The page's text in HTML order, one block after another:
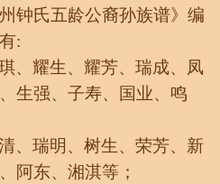
钟氏五龄公裔孙族谱》编
:
、耀生、耀芳、瑞成、凤
生强、子寿、国业、鸣
、瑞明、树生、荣芳、新
阿东、湘淇等；